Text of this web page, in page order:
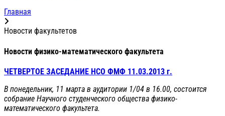
Главная
Новости факультетов
Новости физико-математического факультета
ЧЕТВЕРТОЕ ЗАСЕДАНИЕ НСО ФМФ 11.03.2013 г.
В понедельник, 11 марта в аудитории 1/04 в 16.00, состоится
собрание Научного студенческого общества физико-
математического факультета.